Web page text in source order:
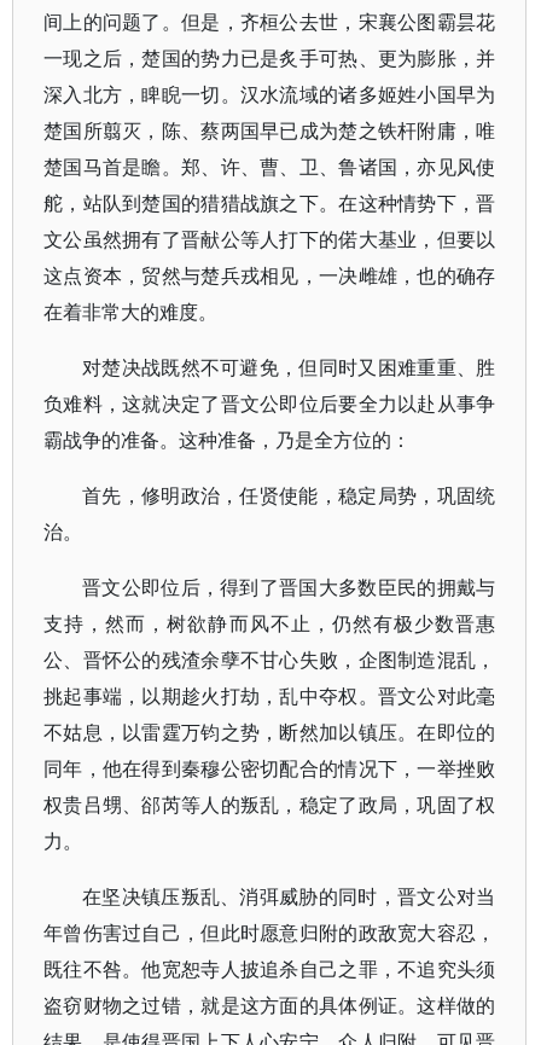
间上的问题了。但是，齐桓公去世，宋襄公图霸昙花
一现之后，楚国的势力已是炙手可热、更为膨胀，并
深入北方，睥睨一切。汉水流域的诸多姬姓小国早为
楚国所翦灭，陈、蔡两国早已成为楚之铁杆附庸，唯
楚国马首是瞻。郑、许、曹、卫、鲁诸国，亦见风使
舵，站队到楚国的猎猎战旗之下。在这种情势下，晋
文公虽然拥有了晋献公等人打下的偌大基业，但要以
这点资本，贸然与楚兵戎相见，一决雌雄，也的确存
在着非常大的难度。
对楚决战既然不可避免，但同时又困难重重、胜
负难料，这就决定了晋文公即位后要全力以赴从事争
霸战争的准备。这种准备，乃是全方位的：
首先，修明政治，任贤使能，稳定局势，巩固统
治。
晋文公即位后，得到了晋国大多数臣民的拥戴与
支持，然而，树欲静而风不止，仍然有极少数晋惠
公、晋怀公的残渣余孽不甘心失败，企图制造混乱，
挑起事端，以期趁火打劫，乱中夺权。晋文公对此毫
不姑息，以雷霆万钧之势，断然加以镇压。在即位的
同年，他在得到秦穆公密切配合的情况下，一举挫败
权贵吕甥、郤芮等人的叛乱，稳定了政局，巩固了权
力。
在坚决镇压叛乱、消弭威胁的同时，晋文公对当
年曾伤害过自己，但此时愿意归附的政敌宽大容忍，
既往不咎。他宽恕寺人披追杀自己之罪，不追究头须
盗窃财物之过错，就是这方面的具体例证。这样做的